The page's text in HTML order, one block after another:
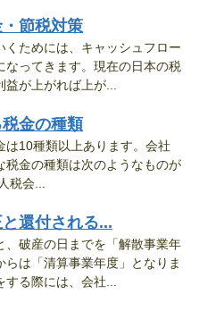
節税対策
くためには、キャッシュフロー
なってきます。現在の日本の税
が上がれば上が...
金の種類
は10種類以上あります。会社
税金の種類は次のようなものが
税会...
還付される...
、破産の日までを「解散事業年
らは「清算事業年度」となりま
る際には、会社...